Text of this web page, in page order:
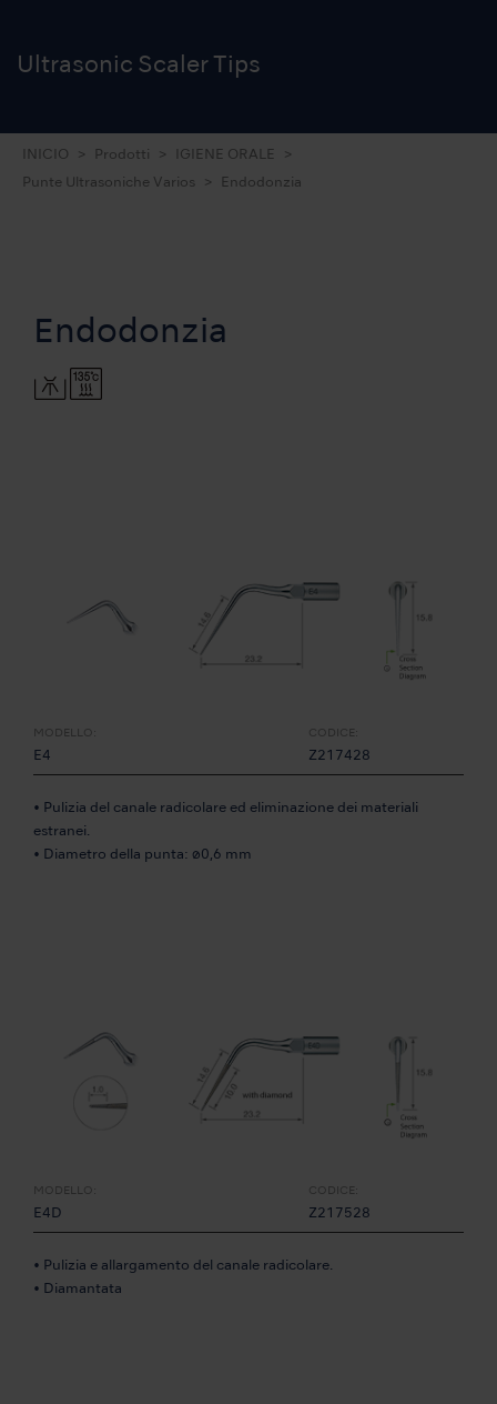
Ultrasonic Scaler Tips
INICIO Prodotti IGIENE ORALE
Punte Ultrasoniche Varios Endodonzia
Endodonzia
MODELLO:
E4
CODICE:
Z217428
• Pulizia del canale radicolare ed eliminazione dei materiali
estranei.
• Diametro della punta: ø0,6 mm
MODELLO:
E4D
CODICE:
Z217528
• Pulizia e allargamento del canale radicolare.
• Diamantata